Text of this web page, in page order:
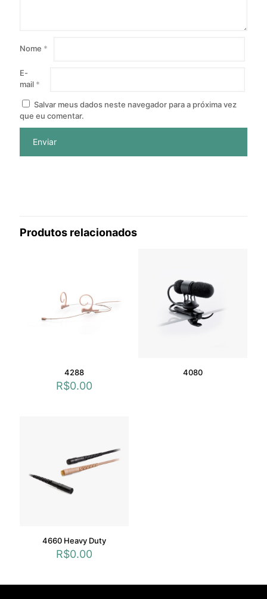
Nome *
E-
mail *
Salvar meus dados neste navegador para a próxima vez
que eu comentar.
Produtos relacionados
4288
R$0.00
4080
4660 Heavy Duty
R$0.00